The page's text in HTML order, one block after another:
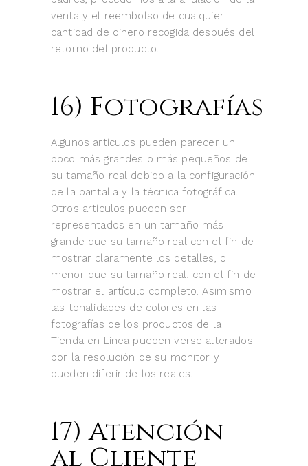
venta y el reembolso de cualquier
cantidad de dinero recogida después del
retorno del producto.
16) Fotografías
Algunos artículos pueden parecer un
poco más grandes o más pequeños de
su tamaño real debido a la configuración
de la pantalla y la técnica fotográfica.
Otros artículos pueden ser
representados en un tamaño más
grande que su tamaño real con el fin de
mostrar claramente los detalles, o
menor que su tamaño real, con el fin de
mostrar el artículo completo. Asimismo
las tonalidades de colores en las
fotografías de los productos de la
Tienda en Línea pueden verse alterados
por la resolución de su monitor y
pueden diferir de los reales.
17) Atención
al Cliente